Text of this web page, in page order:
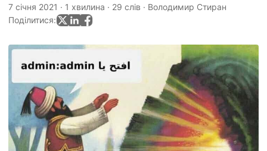
7 січня 2021 · 1 хвилина · 29 слів · Володимир Стиран
Поділитися: